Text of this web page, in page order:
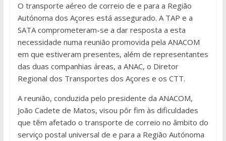
O transporte aéreo de correio de e para a Região
Autónoma dos Açores está assegurado. A TAP e a
SATA comprometeram-se a dar resposta a esta
necessidade numa reunião promovida pela ANACOM
em que estiveram presentes, além de representantes
das duas companhias áreas, a ANAC, o Diretor
Regional dos Transportes dos Açores e os CTT.
A reunião, conduzida pelo presidente da ANACOM,
João Cadete de Matos, visou pôr fim às dificuldades
que têm afetado o transporte de correio no âmbito do
serviço postal universal de e para a Região Autónoma